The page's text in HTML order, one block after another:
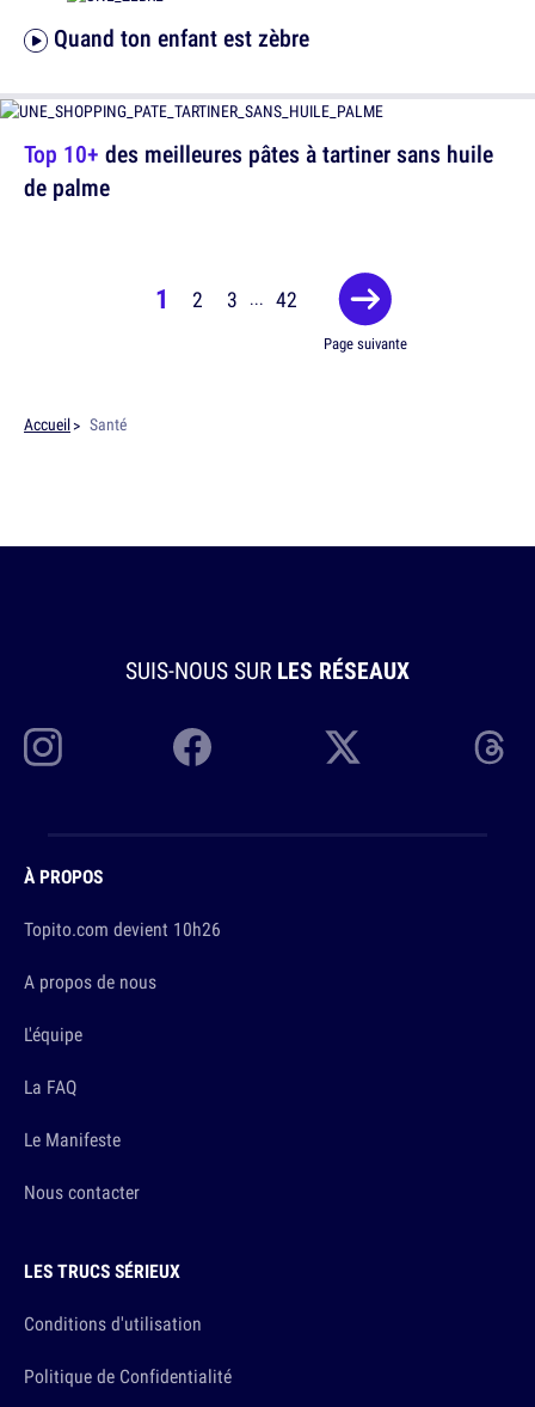
Top 10+ des meilleures pâtes à tartiner sans huile
de palme
Quand ton enfant est zèbre
1 2 3 ... 42
Page suivante
Accueil Santé
SUIS-NOUS SUR LES RÉSEAUX
À PROPOS
Topito.com devient 10h26
A propos de nous
L'équipe
La FAQ
Le Manifeste
Nous contacter
LES TRUCS SÉRIEUX
Conditions d'utilisation
Politique de Confidentialité